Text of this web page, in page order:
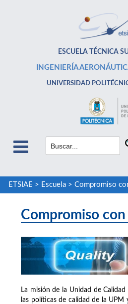
ESCUELA TÉCNICA
INGENIERÍA
UNIVERSIDAD
ETSIAE > Escuela> Compromiso
Compromiso con
La misión de la Unidad de
las políticas de calidad de la UPM